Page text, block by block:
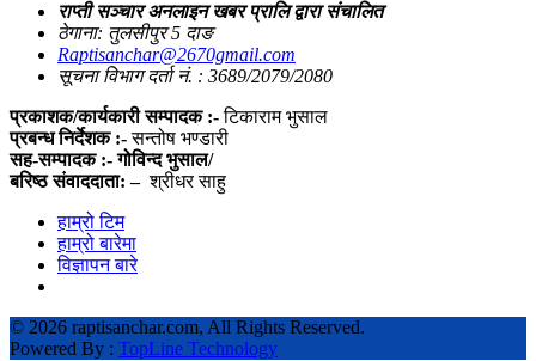
राप्ती सञ्चार अनलाइन खबर प्रालि द्वारा संचालित
ठेगाना: तुलसीपुर 5 दाङ
Raptisanchar@2670gmail.com
सूचना विभाग दर्ता नं. : 3689/2079/2080
प्रकाशक/कार्यकारी सम्पादक :-टिकाराम भुसाल
प्रबन्ध निर्देशक :-सन्तोष भण्डारी
सह-सम्पादक :- गोविन्द भुसाल/
बरिष्ठ संवाददाता: – श्रीधर साहु
हाम्रो टिम
हाम्रो बारेमा
विज्ञापन बारे
© 2026 raptisanchar.com, All Rights Reserved.
Powered By : TopLine Technology